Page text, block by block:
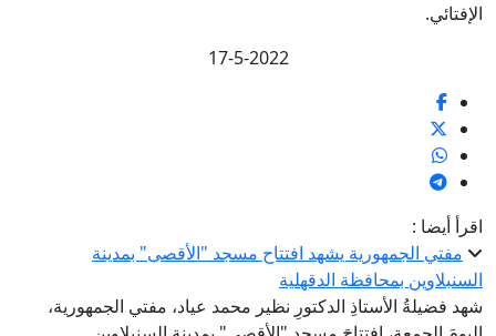
الإفتائي.
17-5-2022
اقرأ أيضا :
مفتي الجمهورية يشهد افتتاح مسجد "الأقصى" بمدينة
السنبلاوين بمحافظة الدقهلية
شهد فضيلةُ الأستاذِ الدكتورِ نظير محمد عياد، مفتي الجمهورية،